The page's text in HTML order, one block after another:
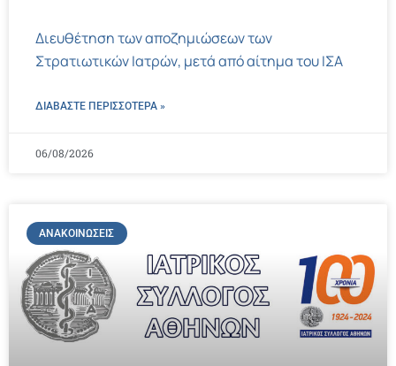
Διευθέτηση των αποζημιώσεων των
Στρατιωτικών Ιατρών, μετά από αίτημα του ΙΣΑ
ΔΙΑΒΑΣΤΕ ΠΕΡΙΣΣΌΤΕΡΑ »
06/08/2026
ΑΝΑΚΟΙΝΏΣΕΙΣ